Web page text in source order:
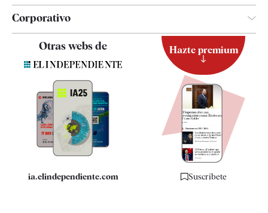
Corporativo
Contacto
Quiénes somos
Especificaciones
Otras webs de
ia.elindependiente.com
Hazte premium
Suscríbete